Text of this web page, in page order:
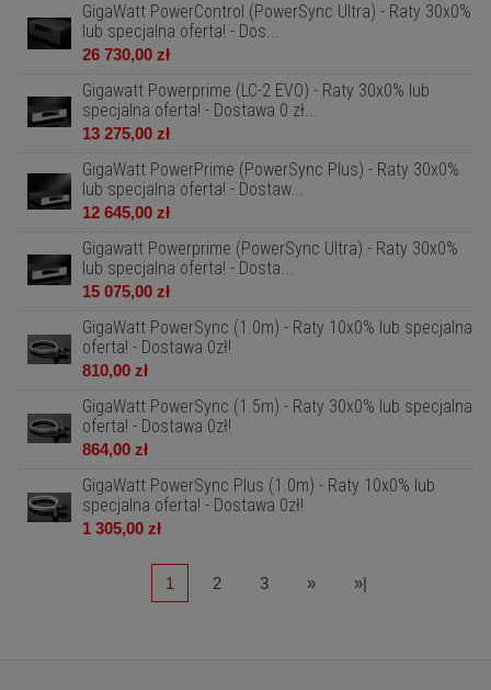
GigaWatt PowerControl (PowerSync Ultra) - Raty 30x0%
lub specjalna oferta! - Dos...
26 730,00 zł
Gigawatt Powerprime (LC-2 EVO) - Raty 30x0% lub
specjalna oferta! - Dostawa 0 zł...
13 275,00 zł
GigaWatt PowerPrime (PowerSync Plus) - Raty 30x0%
lub specjalna oferta! - Dostaw...
12 645,00 zł
Gigawatt Powerprime (PowerSync Ultra) - Raty 30x0%
lub specjalna oferta! - Dosta...
15 075,00 zł
GigaWatt PowerSync (1.0m) - Raty 10x0% lub specjalna
oferta! - Dostawa 0zł!
810,00 zł
GigaWatt PowerSync (1.5m) - Raty 30x0% lub specjalna
oferta! - Dostawa 0zł!
864,00 zł
GigaWatt PowerSync Plus (1.0m) - Raty 10x0% lub
specjalna oferta! - Dostawa 0zł!
1 305,00 zł
1 2 3 » »|